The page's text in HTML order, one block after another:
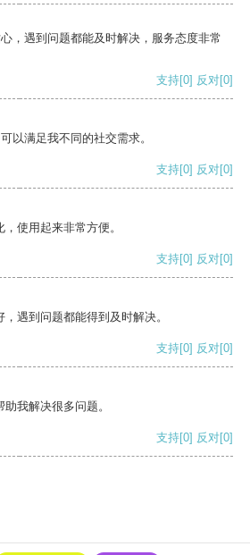
，遇到问题都能及时解决，服务态度非常
支持[0] 反对[0]
以满足我不同的社交需求。
支持[0] 反对[0]
使用起来非常方便。
支持[0] 反对[0]
遇到问题都能得到及时解决。
支持[0] 反对[0]
我解决很多问题。
支持[0] 反对[0]